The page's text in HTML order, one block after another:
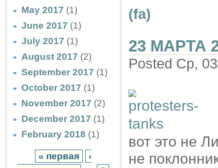
May 2017 (1)
June 2017 (1)
July 2017 (1)
August 2017 (2)
September 2017 (1)
October 2017 (1)
November 2017 (2)
December 2017 (1)
February 2018 (1)
« первая
‹
(fa)
23 МАРТА
Posted Ср,
вот это не
не